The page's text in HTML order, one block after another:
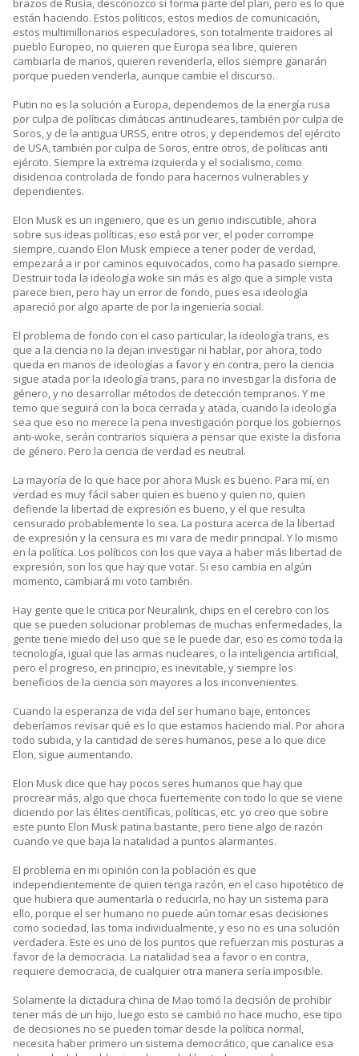
están haciendo. Estos políticos, estos medios de comunicación,
estos multimillonarios especuladores, son totalmente traidores al
pueblo Europeo, no quieren que Europa sea libre, quieren
cambiarla de manos, quieren revenderla, ellos siempre ganarán
porque pueden venderla, aunque cambie el discurso.
Putin no es la solución a Europa, dependemos de la energía rusa
por culpa de políticas climáticas antinucleares, también por culpa de
Soros, y de la antigua URSS, entre otros, y dependemos del ejército
de USA, también por culpa de Soros, entre otros, de políticas anti
ejército. Siempre la extrema izquierda y el socialismo, como
disidencia controlada de fondo para hacernos vulnerables y
dependientes.
Elon Musk es un ingeniero, que es un genio indiscutible, ahora
sobre sus ideas políticas, eso está por ver, el poder corrompe
siempre, cuando Elon Musk empiece a tener poder de verdad,
empezará a ir por caminos equivocados, como ha pasado siempre.
Destruir toda la ideología woke sin más es algo que a simple vista
parece bien, pero hay un error de fondo, pues esa ideología
apareció por algo aparte de por la ingeniería social.
El problema de fondo con el caso particular, la ideología trans, es
que a la ciencia no la dejan investigar ni hablar, por ahora, todo
queda en manos de ideologías a favor y en contra, pero la ciencia
sigue atada por la ideología trans, para no investigar la disforia de
género, y no desarrollar métodos de detección tempranos. Y me
temo que seguirá con la boca cerrada y atada, cuando la ideología
sea que eso no merece la pena investigación porque los gobiernos
anti-woke, serán contrarios siquiera a pensar que existe la disforia
de género. Pero la ciencia de verdad es neutral.
La mayoría de lo que hace por ahora Musk es bueno. Para mí, en
verdad es muy fácil saber quien es bueno y quien no, quien
defiende la libertad de expresión es bueno, y el que resulta
censurado probablemente lo sea. La postura acerca de la libertad
de expresión y la censura es mi vara de medir principal. Y lo mismo
en la política. Los políticos con los que vaya a haber más libertad de
expresión, son los que hay que votar. Si eso cambia en algún
momento, cambiará mi voto también.
Hay gente que le critica por Neuralink, chips en el cerebro con los
que se pueden solucionar problemas de muchas enfermedades, la
gente tiene miedo del uso que se le puede dar, eso es como toda la
tecnología, igual que las armas nucleares, o la inteligencia artificial,
pero el progreso, en principio, es inevitable, y siempre los
beneficios de la ciencia son mayores a los inconvenientes.
Cuando la esperanza de vida del ser humano baje, entonces
deberíamos revisar qué es lo que estamos haciendo mal. Por ahora
todo subida, y la cantidad de seres humanos, pese a lo que dice
Elon, sigue aumentando.
Elon Musk dice que hay pocos seres humanos que hay que
procrear más, algo que choca fuertemente con todo lo que se viene
diciendo por las élites científicas, políticas, etc. yo creo que sobre
este punto Elon Musk patina bastante, pero tiene algo de razón
cuando ve que baja la natalidad a puntos alarmantes.
El problema en mi opinión con la población es que
independientemente de quien tenga razón, en el caso hipotético de
que hubiera que aumentarla o reducirla, no hay un sistema para
ello, porque el ser humano no puede aún tomar esas decisiones
como sociedad, las toma individualmente, y eso no es una solución
verdadera. Este es uno de los puntos que refuerzan mis posturas a
favor de la democracia. La natalidad sea a favor o en contra,
requiere democracia, de cualquier otra manera sería imposible.
Solamente la dictadura china de Mao tomó la decisión de prohibir
tener más de un hijo, luego esto se cambió no hace mucho, ese tipo
de decisiones no se pueden tomar desde la política normal,
necesita haber primero un sistema democrático, que canalice esa